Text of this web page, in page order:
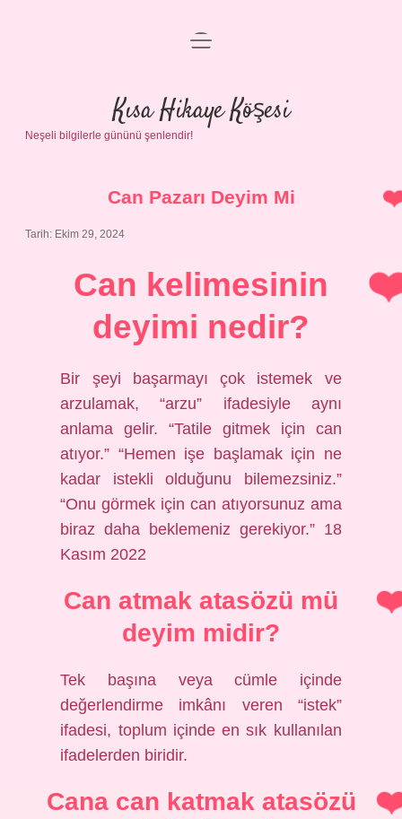
Anasayfa
Gizlilik Politikası
Yasal Uyarı
menüyü
Kısa Hikaye Köşesi
Neşeli bilgilerle gününü şenlendir!
Can Pazarı Deyim Mi
Tarih: Ekim 29, 2024
Can kelimesinin
deyimi nedir?
Bir şeyi başarmayı çok istemek ve
arzulamak, “arzu” ifadesiyle aynı
anlama gelir. “Tatile gitmek için can
atıyor.” “Hemen işe başlamak için ne
kadar istekli olduğunu bilemezsiniz.”
“Onu görmek için can atıyorsunuz ama
biraz daha beklemeniz gerekiyor.” 18
Kasım 2022
Can atmak atasözü mü
deyim midir?
Tek başına veya cümle içinde
değerlendirme imkânı veren “istek”
ifadesi, toplum içinde en sık kullanılan
ifadelerden biridir.
Cana can katmak atasözü